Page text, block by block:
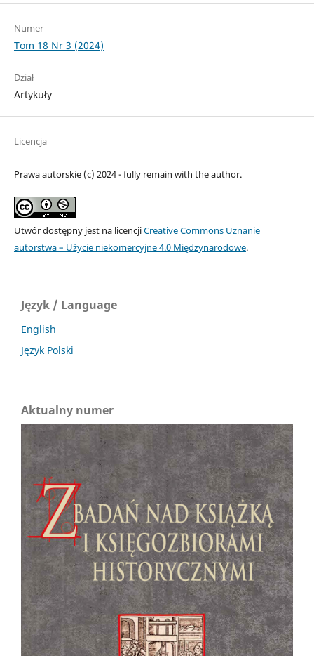
Numer
Tom 18 Nr 3 (2024)
Dział
Artykuły
Licencja
Prawa autorskie (c) 2024 - fully remain with the author.
Utwór dostępny jest na licencjiCreative Commons Uznanie
autorstwa – Użycie niekomercyjne 4.0 Międzynarodowe.
Język / Language
English
Język Polski
Aktualny numer